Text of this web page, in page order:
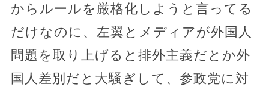
からルールを厳格化しようと言ってる
だけなのに、左翼とメディアが外国人
問題を取り上げると排外主義だとか外
国人差別だと大騒ぎして、参政党に対